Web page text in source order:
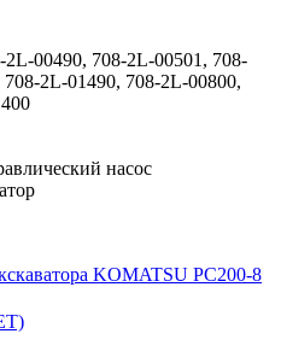
2L-00490, 708-2L-00501, 708-
2L-01490, 708-2L-00800,
насос